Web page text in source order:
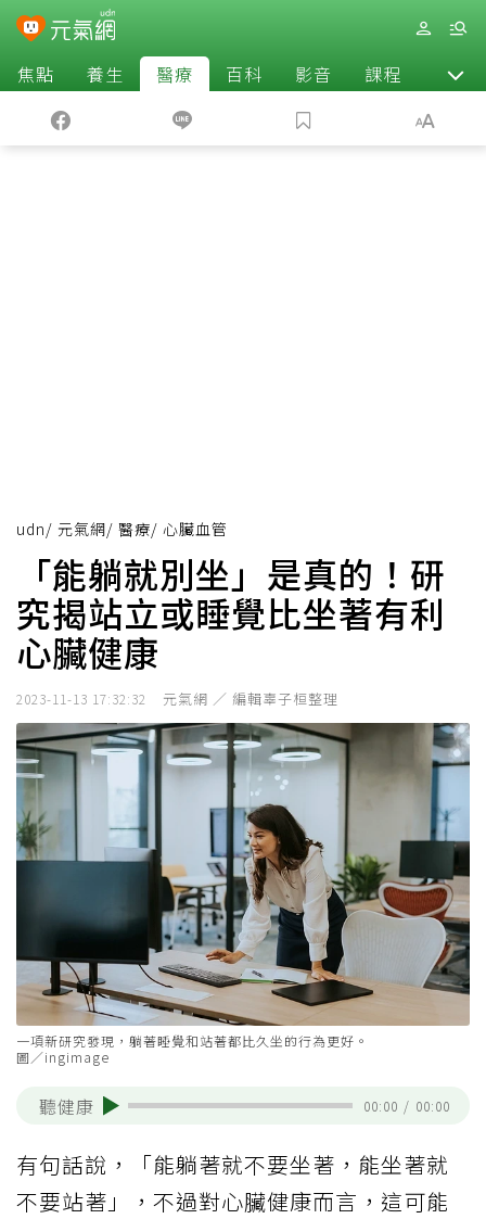
焦點 養生 醫療 百科 影音 課程 退休
udn/ 元氣網/ 醫療/ 心臟血管
「能躺就別坐」是真的！研
究揭站立或睡覺比坐著有利
心臟健康
2023-11-13 17:32:32 元氣網 ／ 編輯辜子桓整理
一項新研究發現，躺著睡覺和站著都比久坐的行為更好。
圖／ingimage
聽健康 00:00 / 00:00
有句話說，「能躺著就不要坐著，能坐著就
不要站著」，不過對心臟健康而言，這可能